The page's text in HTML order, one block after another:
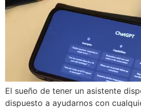
El sueño de tener un asistente
dispuesto a ayudarnos con